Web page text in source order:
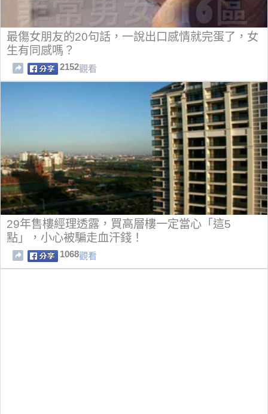
最傷女朋友的20句話，一說出口感情就完蛋了，女
生有同感嗎？
2152觀看
29年售樓經理透露，買高層樓一定當心「這5
點」，小心被騙走血汗錢！
1068觀看